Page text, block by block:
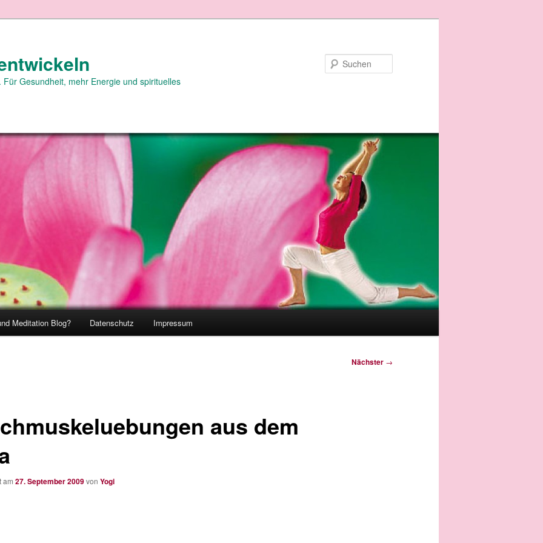
Gesundheit, mehr Energie und spirituelles
Meditation Blog? Datenschutz Impressum
Nächster →
aus dem
am 27. September 2009von Yogi